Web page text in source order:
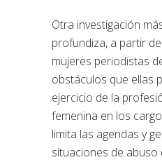
Otra investigación
profundiza, a partir
mujeres periodistas
obstáculos que ellas
ejercicio de la
femenina en los
limita las agendas y
situaciones de abuso